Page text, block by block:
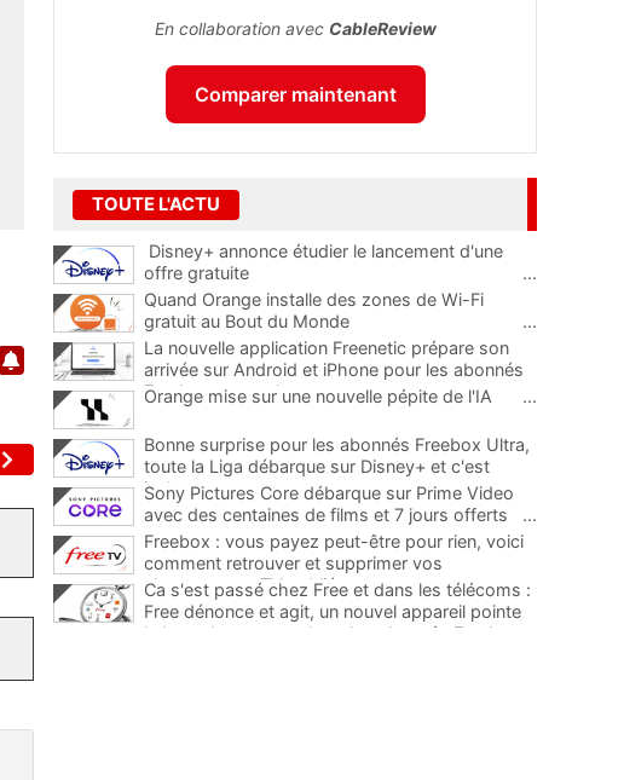
En collaboration avec CableReview
Comparer maintenant
TOUTE L'ACTU
Disney+ annonce étudier le lancement d'une
offre gratuite
...
Quand Orange installe des zones de Wi-Fi
gratuit au Bout du Monde
...
La nouvelle application Freenetic prépare son
arrivée sur Android et iPhone pour les abonnés
Freebox, testez la
Orange mise sur une nouvelle pépite de l'IA ...
Bonne surprise pour les abonnés Freebox Ultra,
toute la Liga débarque sur Disney+ et c'est
inclus
Sony Pictures Core débarque sur Prime Video
avec des centaines de films et 7 jours offerts
...
Freebox : vous payez peut-être pour rien, voici
comment retrouver et supprimer vos
abonnements TV oubliés
...
Ca s'est passé chez Free et dans les télécoms :
Free dénonce et agit, un nouvel appareil pointe
le bout de son nez chez des abonnés Freebox...